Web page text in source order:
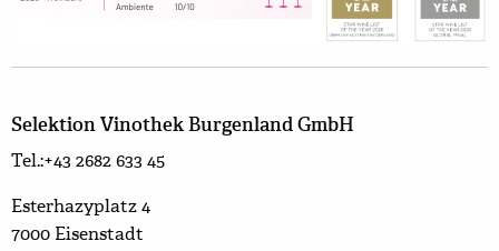
Selektion Vinothek Burgenland GmbH
Tel.:+43 2682 633 45
Esterhazyplatz 4
7000 Eisenstadt